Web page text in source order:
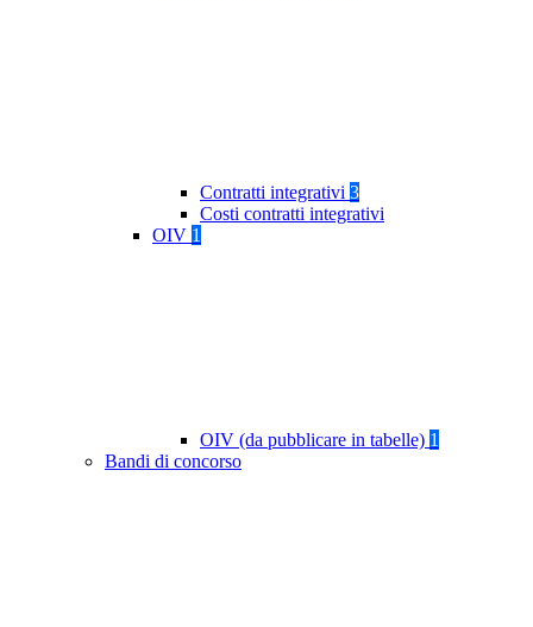
Contratti integrativi 3
Costi contratti integrativi
OIV 1
OIV (da pubblicare in tabelle) 1
Bandi di concorso